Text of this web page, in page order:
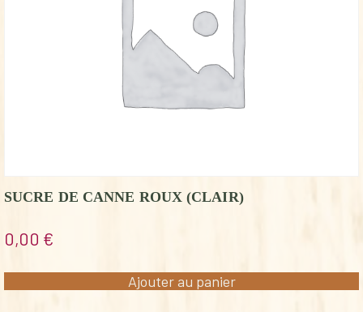
SUCRE DE CANNE ROUX (CLAIR)
0,00 €
Ajouter au panier